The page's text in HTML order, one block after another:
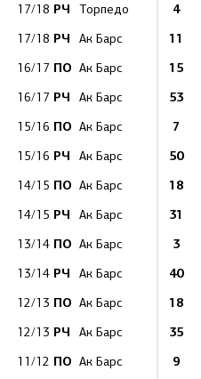
17/18 РЧ Торпедо 4
17/18 РЧ Ак Барс 11
16/17 ПО Ак Барс 15
16/17 РЧ Ак Барс 53
15/16 ПО Ак Барс 7
15/16 РЧ Ак Барс 50
14/15 ПО Ак Барс 18
14/15 РЧ Ак Барс 31
13/14 ПО Ак Барс 3
13/14 РЧ Ак Барс 40
12/13 ПО Ак Барс 18
12/13 РЧ Ак Барс 35
11/12 ПО Ак Барс 9